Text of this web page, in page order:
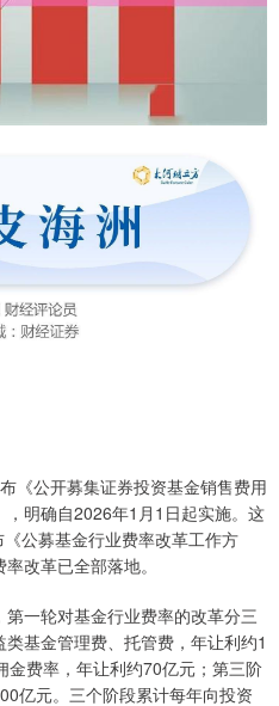
《公开募集证券投资基金销售费用
明确自2026年1月1日起实施。这
公募基金行业费率改革工作方
改革已全部落地。
一轮对基金行业费率的改革分三
基金管理费、托管费，年让利约1
费率，年让利约70亿元；第三阶
亿元。三个阶段累计每年向投资